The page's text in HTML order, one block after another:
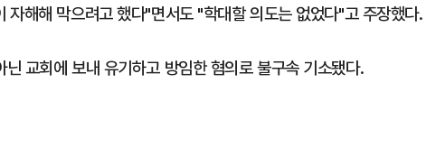
해해 막으려고 했다"면서도 "학대할 의도는 없었다"고 주장했다.
교회에 보내 유기하고 방임한 혐의로 불구속 기소됐다.